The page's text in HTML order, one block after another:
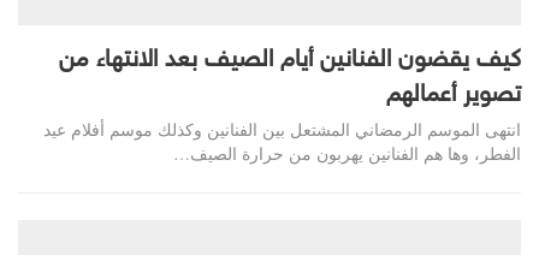
كيف يقضون الفنانين أيام الصيف بعد الانتهاء من
تصوير أعمالهم
انتهى الموسم الرمضاني المشتعل بين الفنانين وكذلك موسم أفلام عيد
الفطر، وها هم الفنانين يهربون من حرارة الصيف…